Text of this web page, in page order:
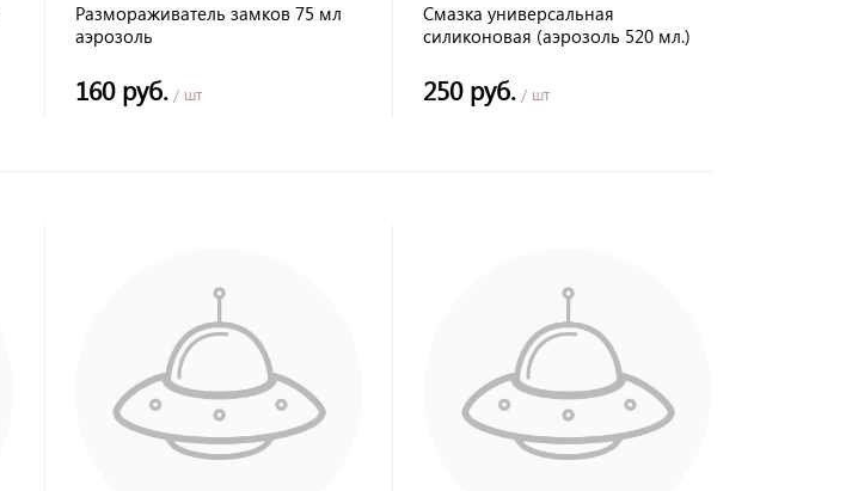
Размораживатель замков 75 мл
аэрозоль
160 руб./ шт
Смазка универсальная
силиконовая (аэрозоль 520 мл.)
250 руб. / шт